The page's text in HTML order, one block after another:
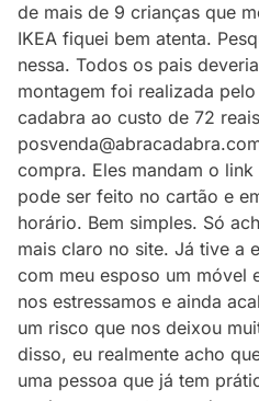
de mais de 9 crianças que
IKEA fiquei bem atenta.
nessa. Todos os pais
montagem foi realizada
cadabra ao custo de 72
compra. Eles mandam o
pode ser feito no cartão e
horário. Bem simples. Só
mais claro no site. Já tive a
com meu esposo um móvel
nos estressamos e ainda
um risco que nos deixou
disso, eu realmente acho
uma pessoa que já tem